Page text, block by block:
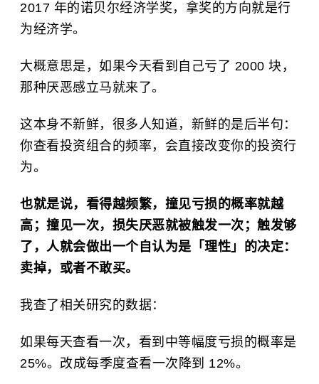
2017 年的诺贝尔经济学奖，拿奖的方向就是行
为经济学。
大概意思是，如果今天看到自己亏了 2000 块，
那种厌恶感立马就来了。
这本身不新鲜，很多人知道，新鲜的是后半句：
你查看投资组合的频率，会直接改变你的投资行
为。
也就是说，看得越频繁，撞见亏损的概率就越
高；撞见一次，损失厌恶就被触发一次；触发够
了，人就会做出一个自认为是「理性」的决定：
卖掉，或者不敢买。
我查了相关研究的数据：
如果每天查看一次，看到中等幅度亏损的概率是
25%。改成每季度查看一次降到 12%。